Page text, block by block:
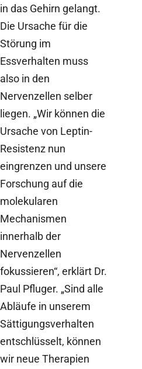
in das Gehirn gelangt.
Die Ursache für die
Störung im
Essverhalten muss
also in den
Nervenzellen selber
liegen. „Wir können die
Ursache von Leptin-
Resistenz nun
eingrenzen und unsere
Forschung auf die
molekularen
Mechanismen
innerhalb der
Nervenzellen
fokussieren“, erklärt Dr.
Paul Pfluger. „Sind alle
Abläufe in unserem
Sättigungsverhalten
entschlüsselt, können
wir neue Therapien